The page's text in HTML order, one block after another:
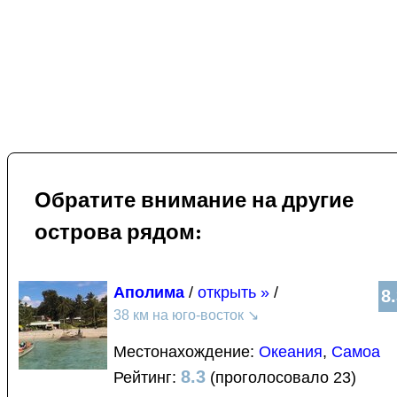
Обратите внимание на другие
острова рядом:
Аполима / открыть » /
38 км на юго-восток ↘
Местонахождение: Океания, Самоа
Рейтинг: 8.3 (проголосовало 23)